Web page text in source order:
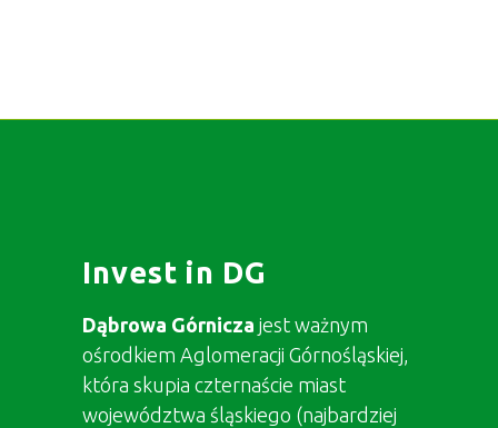
Invest in DG
Dąbrowa Górnicza jest ważnym
ośrodkiem Aglomeracji Górnośląskiej,
która skupia czternaście miast
województwa śląskiego (najbardziej